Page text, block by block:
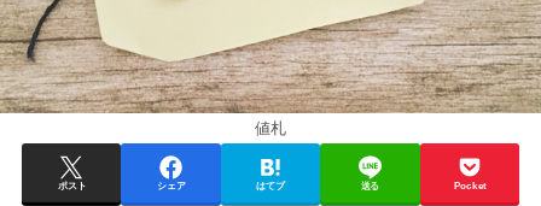
値札
ポスト シェア はてブ 送る Pocket